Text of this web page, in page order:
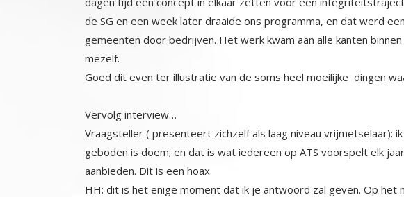
mezelf.
Goed dit even ter illustratie van de soms heel moeilijke dingen
Vervolg interview…
Vraagsteller ( presenteert zichzelf als laag niveau
geboden is doem; en dat is wat iedereen op ATS voorspelt elk
aanbieden. Dit is een hoax.
HH: dit is het enige moment dat ik je antwoord zal geven. Op
welke manier ik tewerk ga. Als je mijn keuzes niet apprecieert,